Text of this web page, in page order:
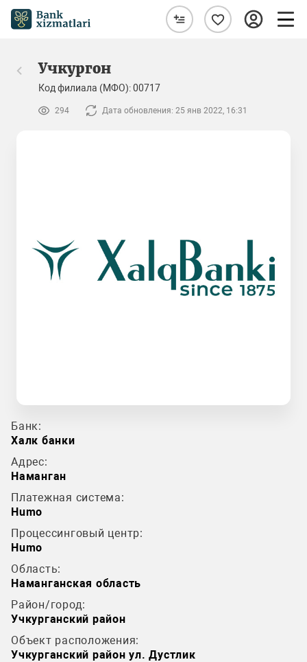
Учкургон
Код филиала (МФО): 00717
294 Дата обновления: 25 янв 2022, 16:31
Банк:
Халк банки
Адрес:
Наманган
Платежная система:
Humo
Процессинговый центр:
Humo
Область:
Наманганская область
Район/город:
Учкурганский район
Объект расположения:
Учкурганский район ул. Дустлик